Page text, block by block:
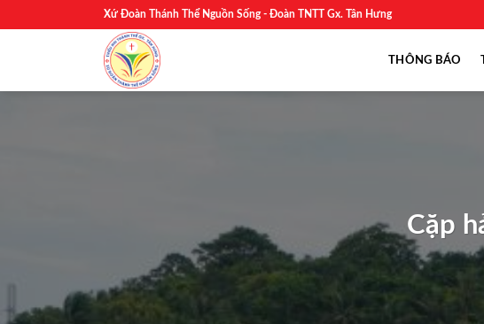
to
Xứ Đoàn Thánh Thể Nguồn Sống - Đoàn TNTT Gx. Tân Hưng
THÔNG BÁO
Cặp